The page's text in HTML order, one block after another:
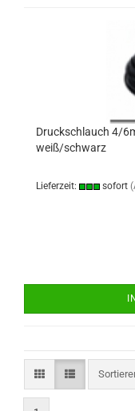
Druckschlauch 4/
weiß/schwarz
Lieferzeit: sofort